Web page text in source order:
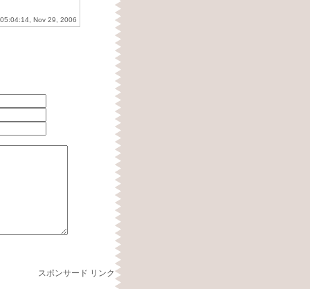
Nov 29, 2006
スポンサード リンク